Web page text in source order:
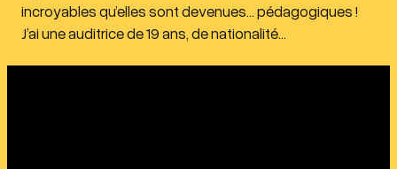
incroyables qu’elles sont devenues… pédagogiques !
J’ai une auditrice de 19 ans, de nationalité…